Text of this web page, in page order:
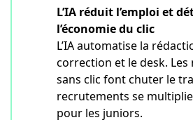
L’IA réduit l’emploi et
l’économie du clic
L’IA automatise la
correction et le desk. Les
sans clic font chuter le
recrutements se
pour les juniors.